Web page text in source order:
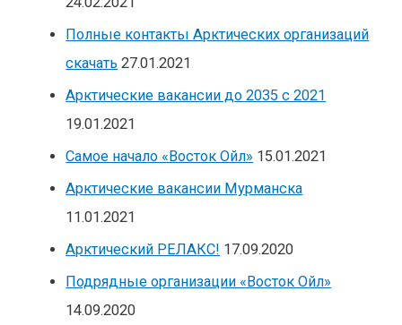
Полные контакты Арктических организаций
скачать 27.01.2021
Арктические вакансии до 2035 с 2021
19.01.2021
Самое начало «Восток Ойл» 15.01.2021
Арктические вакансии Мурманска
11.01.2021
Арктический РЕЛАКС! 17.09.2020
Подрядные организации «Восток Ойл»
14.09.2020